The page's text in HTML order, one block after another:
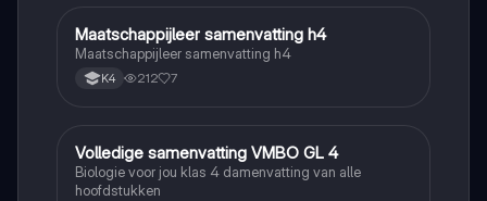
Maatschappijleer
Maatschappijleer samenvatting h4
Maatschappijleer samenvatting h4
K4 212 7
Biologie
Volledige samenvatting VMBO GL 4
Biologie voor jou klas 4 damenvatting van alle
hoofdstukken